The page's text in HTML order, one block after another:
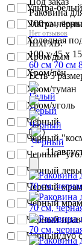
Ультра-белый
Ультра-
Холодная
Хром/дым
Хром/лён
Хром/туман
Хром/уголь
Чёрный
Черный
Черный
Черный
Черный
Черный
Черный
Черный/дуб
Раковина
100 см,
Нет отзывов
ШхГхВ:
100 x 45 x
60 см70 см
Есть 5
11